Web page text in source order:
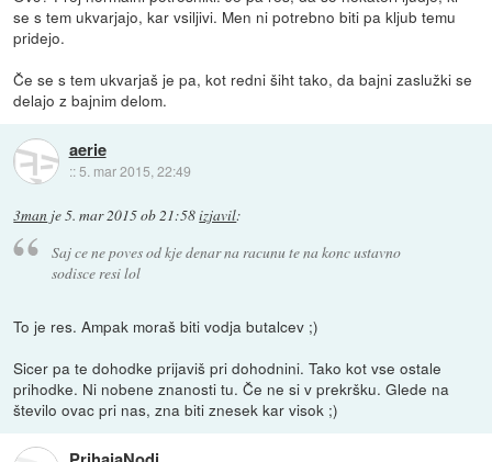
se s tem ukvarjajo, kar vsiljivi. Men ni potrebno biti pa kljub temu
pridejo.
Če se s tem ukvarjaš je pa, kot redni šiht tako, da bajni zaslužki se
delajo z bajnim delom.
aerie
:: 5. mar 2015, 22:49
3man je5. mar 2015 ob 21:58izjavil:
Saj ce ne poves od kje denar na racunu te na konc ustavno
sodisce resi lol
To je res. Ampak moraš biti vodja butalcev ;)
Sicer pa te dohodke prijaviš pri dohodnini. Tako kot vse ostale
prihodke. Ni nobene znanosti tu. Če ne si v prekršku. Glede na
število ovac pri nas, zna biti znesek kar visok ;)